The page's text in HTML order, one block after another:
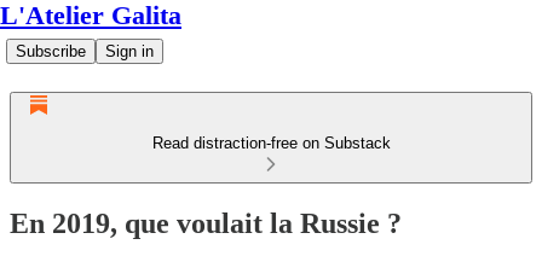
L'Atelier Galita
Subscribe Sign in
Read distraction-free on Substack
En 2019, que voulait la Russie ?